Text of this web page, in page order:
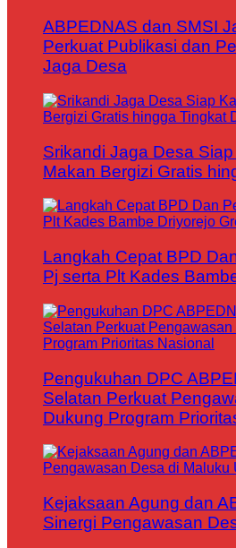
ABPEDNAS dan SMSI
Perkuat Publikasi dan
Jaga Desa
Srikandi Jaga Desa
Makan Bergizi Gratis
Langkah Cepat BPD
Pj serta Plt Kades
Pengukuhan DPC
Selatan Perkuat
Dukung Program
Kejaksaan Agung dan
Sinergi Pengawasan